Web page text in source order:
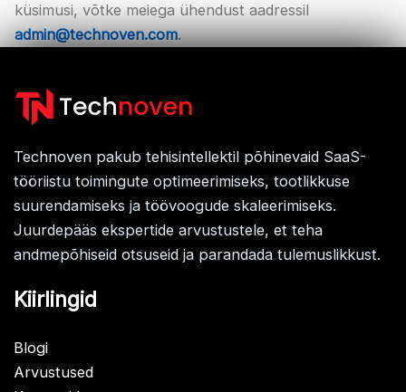
küsimusi, võtke meiega ühendust aadressil
admin@technoven.com.
Technoven pakub tehisintellektil põhinevaid SaaS-
tööriistu toimingute optimeerimiseks, tootlikkuse
suurendamiseks ja töövoogude skaleerimiseks.
Juurdepääs ekspertide arvustustele, et teha
andmepõhiseid otsuseid ja parandada tulemuslikkust.
Kiirlingid
Blogi
Arvustused